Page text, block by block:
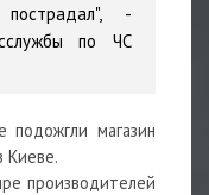
-
по ЧС
подожгли магазин
Киеве.
производителей